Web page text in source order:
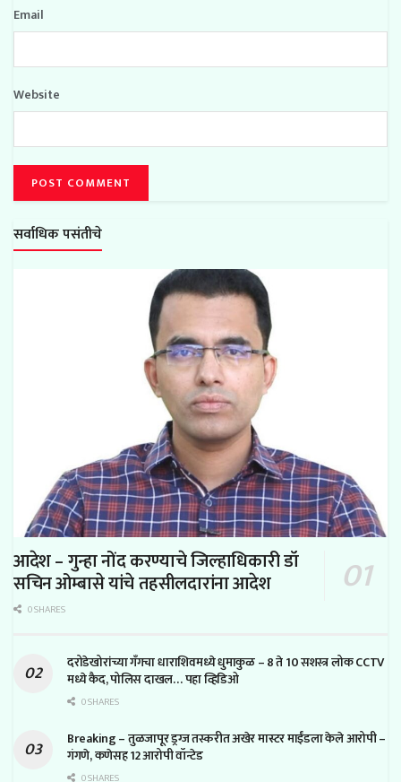
Email
Website
सर्वाधिक पसंतीचे
आदेश – गुन्हा नोंद करण्याचे जिल्हाधिकारी डॉ
सचिन ओम्बासे यांचे तहसीलदारांना आदेश
0 SHARES
दरोडेखोरांच्या गँगचा धाराशिवमध्ये धुमाकुळ – 8 ते 10 सशस्त्र लोक CCTV
मध्ये कैद, पोलिस दाखल… पहा व्हिडिओ
0 SHARES
Breaking – तुळजापूर ड्रग्ज तस्करीत अखेर मास्टर माईंडला केले आरोपी –
गंगणे, कणेसह 12 आरोपी वॉन्टेड
0 SHARES